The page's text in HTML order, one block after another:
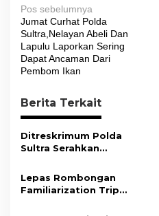
N
a
v
i
a
s
i
o
Pos sebelumnya
Jumat Curhat Polda
Sultra,Nelayan Abeli Dan
Lapulu Laporkan Sering
Dapat Ancaman Dari
Pembom Ikan
Berita Terkait
Ditreskrimum Polda
Sultra Serahkan
Bukti Kasus Dugaan
Penyelenggaraan
Perjalanan Ibadah Umrah
Lepas Rombongan
Familiarization Trip